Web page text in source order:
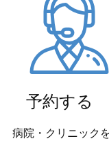
予約する
病院・クリニック